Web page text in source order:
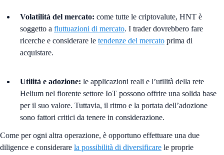
Volatilità del mercato: come tutte le criptovalute, HNT è
soggetto a fluttuazioni di mercato. I trader dovrebbero fare
ricerche e considerare le tendenze del mercato prima di
acquistare.
Utilità e adozione: le applicazioni reali e l’utilità della rete
Helium nel fiorente settore IoT possono offrire una solida base
per il suo valore. Tuttavia, il ritmo e la portata dell’adozione
sono fattori critici da tenere in considerazione.
Come per ogni altra operazione, è opportuno effettuare una due
diligence e considerare la possibilità di diversificare le proprie